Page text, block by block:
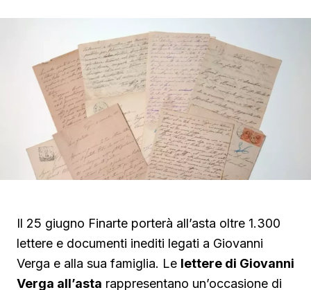
Il 25 giugno Finarte porterà all’asta oltre 1.300
lettere e documenti inediti legati a Giovanni
Verga e alla sua famiglia. Le lettere di Giovanni
Verga all’asta rappresentano un’occasione di